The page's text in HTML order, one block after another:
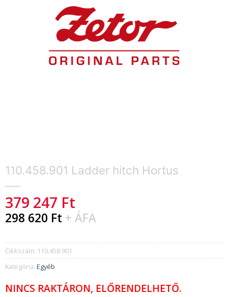
110.458.901 Ladder hitch Hortus
379 247 Ft
298 620 Ft + ÁFA
Cikkszám: 110.458.901
Kategória: Egyéb
NINCS RAKTÁRON, ELŐRENDELHETŐ.